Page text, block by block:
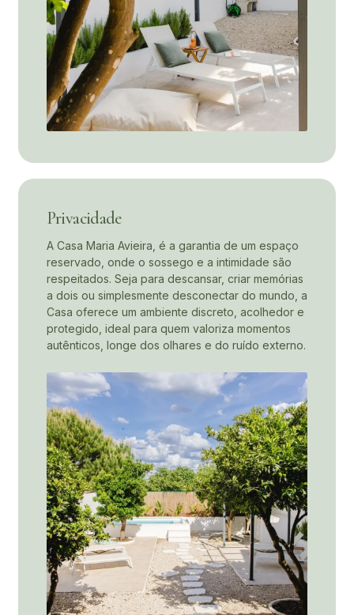
Privacidade
A Casa Maria Avieira, é a garantia de um espaço
reservado, onde o sossego e a intimidade são
respeitados. Seja para descansar, criar memórias
a dois ou simplesmente desconectar do mundo, a
Casa oferece um ambiente discreto, acolhedor e
protegido, ideal para quem valoriza momentos
autênticos, longe dos olhares e do ruído externo.